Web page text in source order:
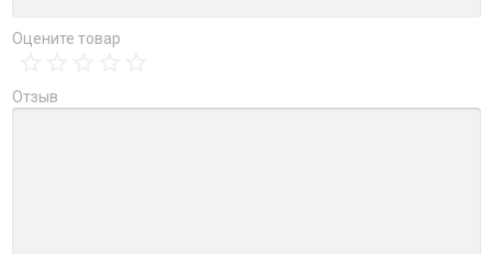
Оцените товар
Отзыв